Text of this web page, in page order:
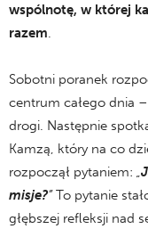
wspólnotę, w której
razem.
Sobotni poranek
centrum całego dnia
drogi. Następnie
Kamzą, który na co
rozpoczął pytaniem: „
misje?”To pytanie
głębszej refleksji nad